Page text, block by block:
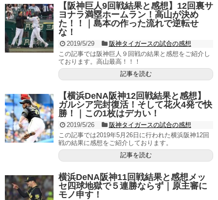
【阪神巨人9回戦結果と感想】12回裏サ
ヨナラ満塁ホームラン！高山が決め
た！！｜島本の作った流れで逆転せ
な！
2019/5/29
阪神タイガースの試合の感想
この記事では阪神巨人９回戦の結果と感想をご紹介し
ております。高山最高！！！
記事を読む
【横浜DeNA阪神12回戦結果と感想】
ガルシア完封復活！そして花火4発で快
勝！｜この1枚はデカい！
2019/5/26
阪神タイガースの試合の感想
この記事では2019年5月26日に行われた横浜阪神12回
戦の結果に感想をご紹介しております。
記事を読む
横浜DeNA阪神11回戦結果と感想メッ
セ四球地獄で５連勝ならず｜原主審に
モノ申す！